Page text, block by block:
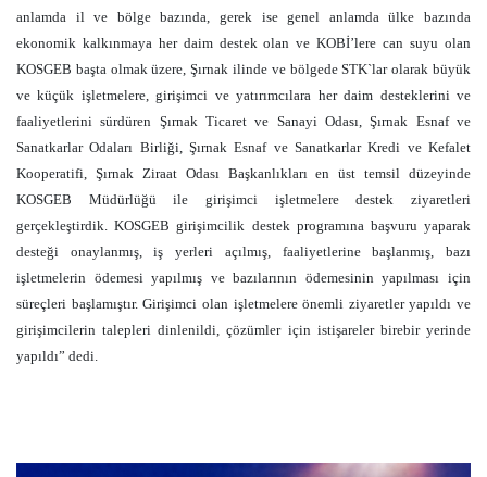
anlamda il ve bölge bazında, gerek ise genel anlamda ülke bazında
ekonomik kalkınmaya her daim destek olan ve KOBİ’lere can suyu olan
KOSGEB başta olmak üzere, Şırnak ilinde ve bölgede STK`lar olarak büyük
ve küçük işletmelere, girişimci ve yatırımcılara her daim desteklerini ve
faaliyetlerini sürdüren Şırnak Ticaret ve Sanayi Odası, Şırnak Esnaf ve
Sanatkarlar Odaları Birliği, Şırnak Esnaf ve Sanatkarlar Kredi ve Kefalet
Kooperatifi, Şırnak Ziraat Odası Başkanlıkları en üst temsil düzeyinde
KOSGEB Müdürlüğü ile girişimci işletmelere destek ziyaretleri
gerçekleştirdik. KOSGEB girişimcilik destek programına başvuru yaparak
desteği onaylanmış, iş yerleri açılmış, faaliyetlerine başlanmış, bazı
işletmelerin ödemesi yapılmış ve bazılarının ödemesinin yapılması için
süreçleri başlamıştır. Girişimci olan işletmelere önemli ziyaretler yapıldı ve
girişimcilerin talepleri dinlenildi, çözümler için istişareler birebir yerinde
yapıldı” dedi.